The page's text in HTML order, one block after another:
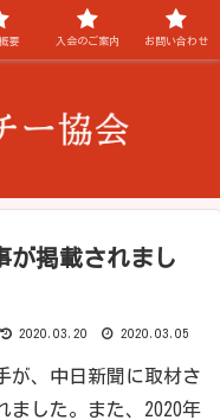
が掲載されまし
2020.03.20 2020.03.05
が、中日新聞に取材さ
ました。また、2020年
要 入会のご案内 お問い合わせ